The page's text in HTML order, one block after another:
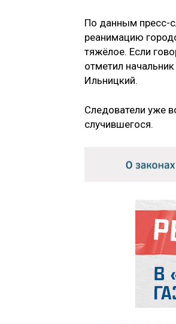
По данным пресс-
реанимацию
тяжёлое. Если
отметил
Ильницкий.
Следователи уже
случившегося.